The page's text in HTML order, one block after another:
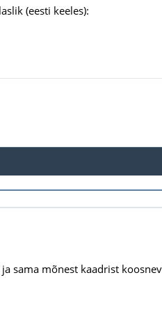
(eesti keeles):
sama mõnest kaadrist